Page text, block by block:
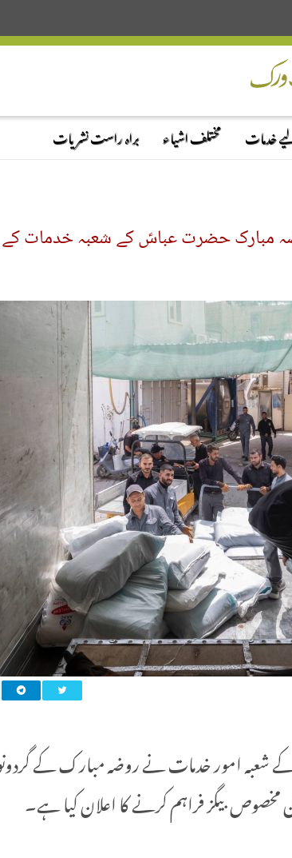
خدمات مختلف اشیاء براہ راست نشریات
مبارک حضرت عباسؑ کے شعبہ خدمات
شعبہ امور خدمات نے روضہ مبارک کے